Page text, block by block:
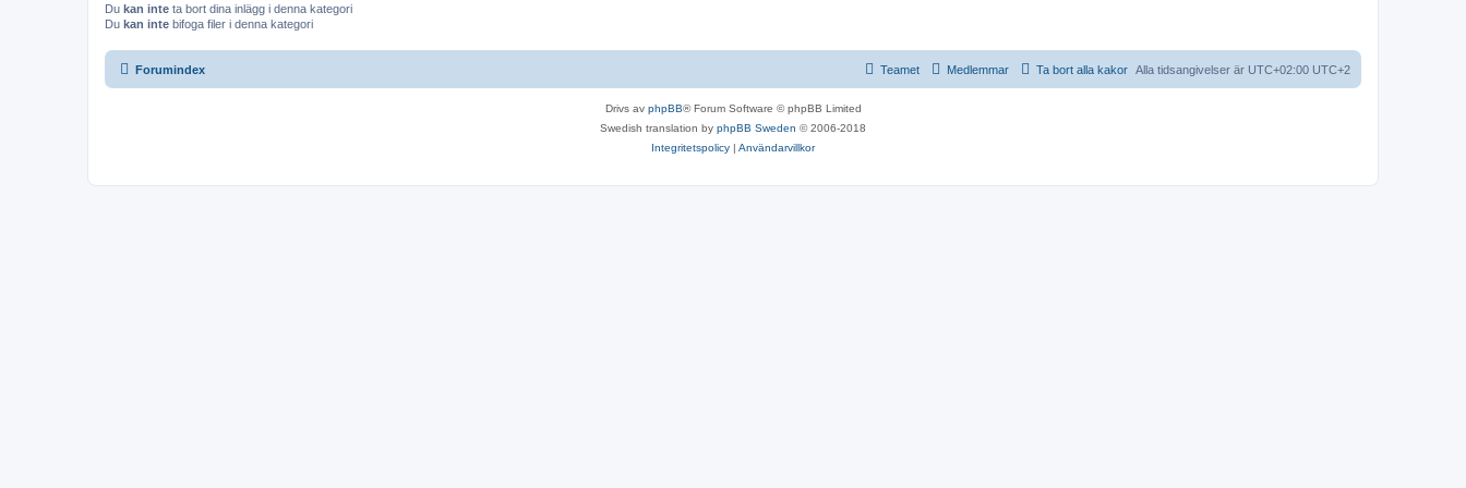
Du kan inte ta bort dina inlägg i denna kategori
Du kan inte bifoga filer i denna kategori
Forumindex Alla tidsangivelser är UTC+02:00 UTC+2
Ta bort alla kakor
Medlemmar
Teamet
Drivs av phpBB® Forum Software © phpBB Limited
Swedish translation by phpBB Sweden © 2006-2018
Integritetspolicy | Användarvillkor